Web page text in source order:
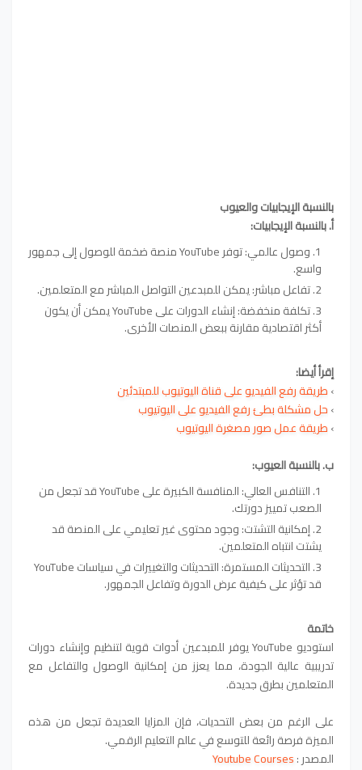
بالنسبة الإيجابيات والعيوب
أ. بالنسبة الإيجابيات:
وصول عالمي: توفر YouTube منصة ضخمة للوصول إلى جمهور
واسع.
تفاعل مباشر: يمكن للمبدعين التواصل المباشر مع المتعلمين.
تكلفة منخفضة: إنشاء الدورات على YouTube يمكن أن يكون
أكثر اقتصادية مقارنة ببعض المنصات الأخرى.
إقرأ أيضا:
›طريقة رفع الفيديو على قناة اليوتيوب للمبتدئين
›حل مشكلة بطئ رفع الفيديو على اليوتيوب
›طريقة عمل صور مصغرة اليوتيوب
ب. بالنسبة العيوب:
التنافس العالي: المنافسة الكبيرة على YouTube قد تجعل من
الصعب تمييز دورتك.
إمكانية التشتت: وجود محتوى غير تعليمي على المنصة قد
يشتت انتباه المتعلمين.
التحديثات المستمرة: التحديثات والتغييرات في سياسات YouTube
قد تؤثر على كيفية عرض الدورة وتفاعل الجمهور.
خاتمة
استوديو YouTube يوفر للمبدعين أدوات قوية لتنظيم وإنشاء دورات
تدريبية عالية الجودة، مما يعزز من إمكانية الوصول والتفاعل مع
المتعلمين بطرق جديدة.
على الرغم من بعض التحديات، فإن المزايا العديدة تجعل من هذه
الميزة فرصة رائعة للتوسع في عالم التعليم الرقمي.
المصدر :Youtube Courses